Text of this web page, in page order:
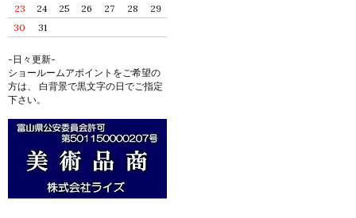
23
24 25 26 27 28
29
30
31
-日々更新-
ショールームアポイントをご希望の
方は、 白背景で黒文字の日でご指定
下さい。